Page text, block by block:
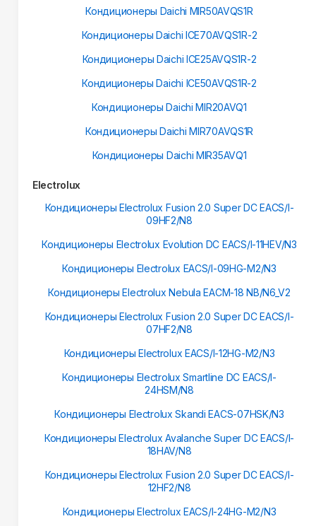
Кондиционеры Daichi MIR50AVQS1R
Кондиционеры Daichi ICE70AVQS1R-2
Кондиционеры Daichi ICE25AVQS1R-2
Кондиционеры Daichi ICE50AVQS1R-2
Кондиционеры Daichi MIR20AVQ1
Кондиционеры Daichi MIR70AVQS1R
Кондиционеры Daichi MIR35AVQ1
Electrolux
Кондиционеры Electrolux Fusion 2.0 Super DC EACS/I-
09HF2/N8
Кондиционеры Electrolux Evolution DC EACS/I-11HEV/N3
Кондиционеры Electrolux EACS/I-09HG-M2/N3
Кондиционеры Electrolux Nebula EACM-18 NB/N6_V2
Кондиционеры Electrolux Fusion 2.0 Super DC EACS/I-
07HF2/N8
Кондиционеры Electrolux EACS/I-12HG-M2/N3
Кондиционеры Electrolux Smartline DC EACS/I-
24HSM/N8
Кондиционеры Electrolux Skandi EACS-07HSK/N3
Кондиционеры Electrolux Avalanche Super DC EACS/I-
18HAV/N8
Кондиционеры Electrolux Fusion 2.0 Super DC EACS/I-
12HF2/N8
Кондиционеры Electrolux EACS/I-24HG-M2/N3